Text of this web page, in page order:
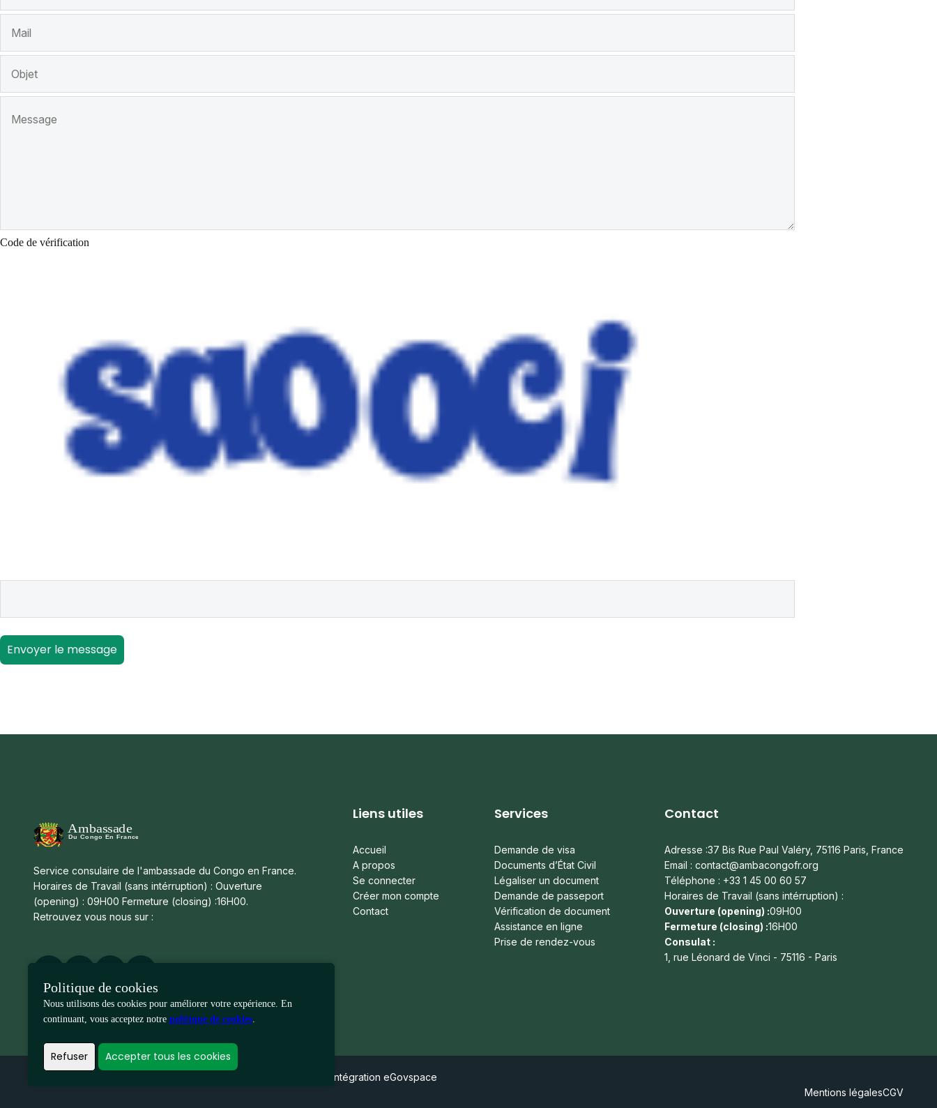
Code de vérification
Envoyer le message
Service consulaire de l'ambassade du Congo en France.
Horaires de Travail (sans intérruption) : Ouverture
(opening) : 09H00 Fermeture (closing) :16H00.
Retrouvez vous nous sur :
Liens utiles
Accueil
A propos
Se connecter
Créer mon compte
Contact
Services
Demande de visa
Documents d’État Civil
Légaliser un document
Demande de passeport
Vérification de document
Assistance en ligne
Prise de rendez-vous
Contact
Adresse :37 Bis Rue Paul Valéry, 75116 Paris, France
Email : contact@ambacongofr.org
Téléphone : +33 1 45 00 60 57
Horaires de Travail (sans intérruption) :
Ouverture (opening) :09H00
Fermeture (closing) :16H00
Consulat :
1, rue Léonard de Vinci - 75116 - Paris
Girafe. All rights reserved. All Rights Reserved. Intégration eGovspace
Mentions légalesCGV
Politique de cookies
Nous utilisons des cookies pour améliorer votre expérience. En
continuant, vous acceptez notre politique de cookies.
Refuser Accepter tous les cookies